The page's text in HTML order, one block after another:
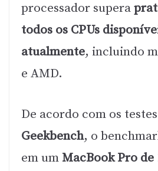
processador supera
todos os CPUs
atualmente, incluindo
e AMD.
De acordo com os
Geekbench, o
em um MacBook Pro de